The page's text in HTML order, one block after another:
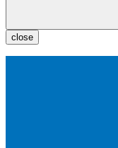
close